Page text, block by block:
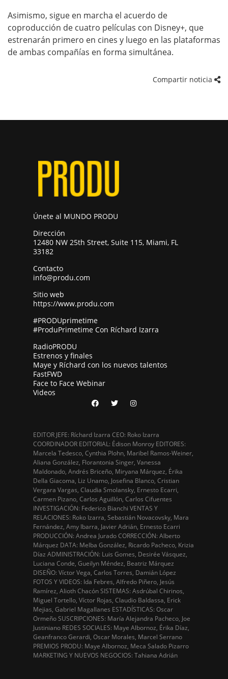
Asimismo, sigue en marcha el acuerdo de
coproducción de cuatro películas con Disney+, que
estrenarán primero en cines y luego en las plataformas
de ambas compañías en forma simultánea.
Compartir noticia
Únete al MUNDO PRODU
Dirección
12480 NW 25th Street, Suite 115, Miami, FL
33182
Contacto
info@produ.com
Sitio web
https://www.produ.com
#PRODUprimetime
#ProduPrimetime Con Ríchard Izarra
RadioPRODU
Estrenos y finales
Maye y Ríchard con los nuevos talentos
FastFWD
Face to Face Webinar
Videos
EDITOR JEFE: Ríchard Izarra CEO: Roko Izarra
COORDINADOR EDITORIAL: Édison Monroy EDITORES:
Marcela Tedesco, Cynthia Plohn, Maribel Ramos-Weiner,
Aliana González, Florantonia Singer, Vanessa
Maldonado, Andrés Briceño, Miryana Márquez, Érika
Della Giacoma, Liz Unamo, Josefina Blanco, Cristian
Vergara Vargas, Claudia Smolansky, Ernesto Ecarri,
Carmen Pizano, Carlos Aguillón, Carlos Cifuentes
INVESTIGACIÓN: Federico Bianchi VENTAS Y
RELACIONES: Roko Izarra, Sebastián Novacovsky, Mara
Fernández, Amy Ibarra, Javier Adrián, Ernesto Ecarri
PRODUCCIÓN: Andrea Jurado CORRECCIÓN: Alberto
Márquez DATA: Melba González, Ricardo Pacheco, Krizia
Díaz ADMINISTRACIÓN: Luis Gomes, Desirée Vásquez,
Luciana Conde, Gueilyn Méndez, Beatriz Márquez
DISEÑO: Víctor Vega, Carlos Torres, Damián López
FOTOS Y VIDEOS: Ida Febres, Alfredo Piñero, Jesús
Ramírez, Alioth Chacón SISTEMAS: Asdrúbal Chirinos,
Miguel Tortello, Víctor Rojas, Claudio Baldassa, Erick
Mejias, Gabriel Magallanes ESTADÍSTICAS: Oscar
Ormeño SUSCRIPCIONES: María Alejandra Pacheco, Joe
Justiniano REDES SOCIALES: Maye Albornoz, Érika Díaz,
Geanfranco Gerardi, Oscar Morales, Marcel Serrano
PREMIOS PRODU: Maye Albornoz, Meca Salado Pizarro
MARKETING Y NUEVOS NEGOCIOS: Tahiana Adrián